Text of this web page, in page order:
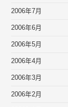
2006年7月
2006年6月
2006年5月
2006年4月
2006年3月
2006年2月